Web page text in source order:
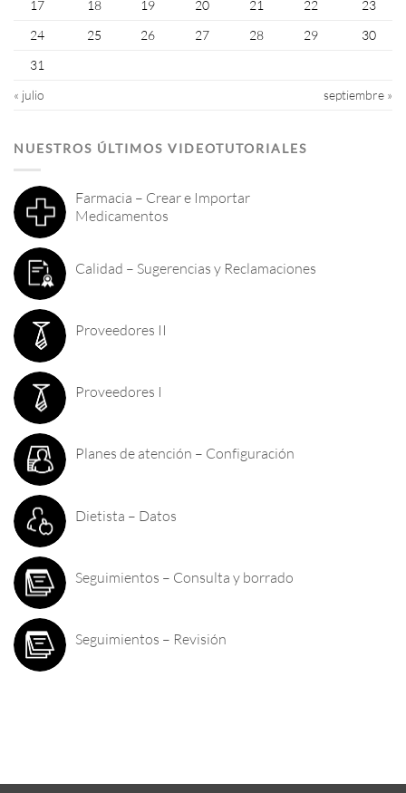
17
18 19 20 21 22
23
24
25 26 27 28 29
30
31
« julio
septiembre »
NUESTROS ÚLTIMOS VIDEOTUTORIALES
Farmacia – Crear e Importar
Medicamentos
Calidad – Sugerencias y Reclamaciones
Proveedores II
Proveedores I
Planes de atención – Configuración
Dietista – Datos
Seguimientos – Consulta y borrado
Seguimientos – Revisión